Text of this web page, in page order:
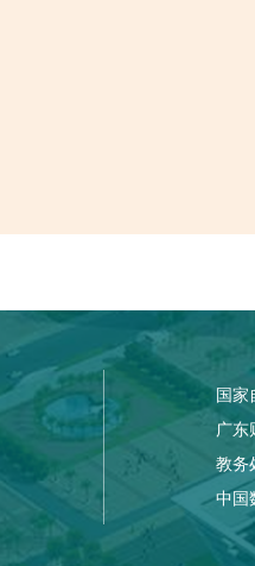
国家
广东
教务
中国